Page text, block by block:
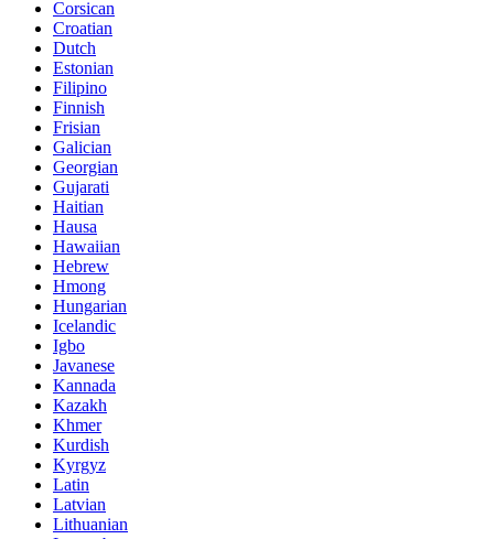
Corsican
Croatian
Dutch
Estonian
Filipino
Finnish
Frisian
Galician
Georgian
Gujarati
Haitian
Hausa
Hawaiian
Hebrew
Hmong
Hungarian
Icelandic
Igbo
Javanese
Kannada
Kazakh
Khmer
Kurdish
Kyrgyz
Latin
Latvian
Lithuanian